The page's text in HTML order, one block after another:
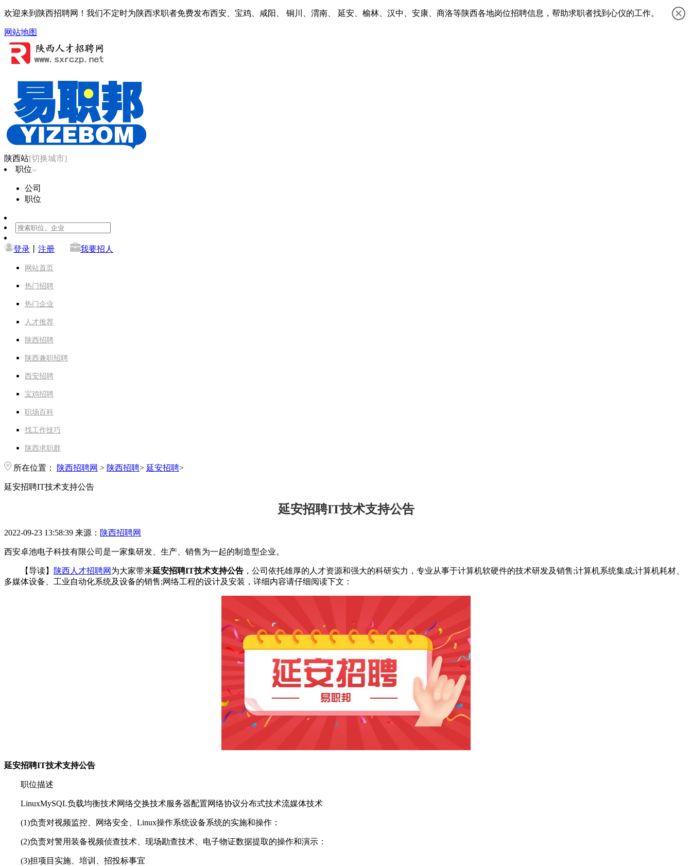
欢迎来到陕西招聘网！我们不定时为陕西求职者免费发布西安、宝鸡、咸阳、 铜川、渭南、 延安、榆林、汉中、安康、商洛等陕西各地岗位招聘信息，帮助求职者找到心仪的工作。
网站地图
陕西站[切换城市]
职位
公司
职位
登录 注册 我要招人
网站首页
热门招聘
热门企业
人才推荐
陕西招聘
陕西兼职招聘
西安招聘
宝鸡招聘
职场百科
找工作技巧
陕西求职群
所在位置： 陕西招聘网 > 陕西招聘> 延安招聘>
延安招聘IT技术支持公告
延安招聘IT技术支持公告
2022-09-23 13:58:39 来源： 陕西招聘网
西安卓池电子科技有限公司是一家集研发、生产、销售为一起的制造型企业。
【导读】 陕西人才招聘网 为大家带来延安招聘IT技术支持公告 ，公司依托雄厚的人才资源和强大的科研实力，专业从事于计算机软硬件的技术研发及销售;计算机系统集成;计算机耗材、
多媒体设备、工业自动化系统及设备的销售;网络工程的设计及安装，详细内容请仔细阅读下文：
延安招聘IT技术支持公告
职位描述
LinuxMySQL负载均衡技术网络交换技术服务器配置网络协议分布式技术流媒体技术
(1)负责对视频监控、网络安全、Linux操作系统设备系统的实施和操作：
(2)负责对警用装备视频侦查技术、现场勘查技术、电子物证数据提取的操作和演示：
(3)担项目实施、培训、招投标事宜